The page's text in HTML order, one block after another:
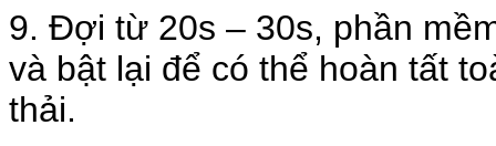
9. Đợi từ 20s – 30s, phần
và bật lại để có thể hoàn tất
thải.